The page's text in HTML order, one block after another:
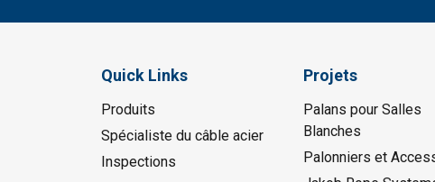
Quick Links
Produits
Spécialiste du câble acier
Inspections
Projets
Palans pour Salles
Blanches
Palonniers et